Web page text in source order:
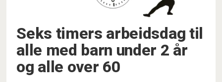
Seks timers arbeidsdag til
alle med barn under 2 år
og alle over 60